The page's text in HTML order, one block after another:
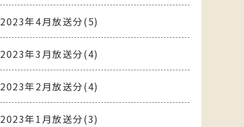
2023年4月放送分(5)
2023年3月放送分(4)
2023年2月放送分(4)
2023年1月放送分(3)